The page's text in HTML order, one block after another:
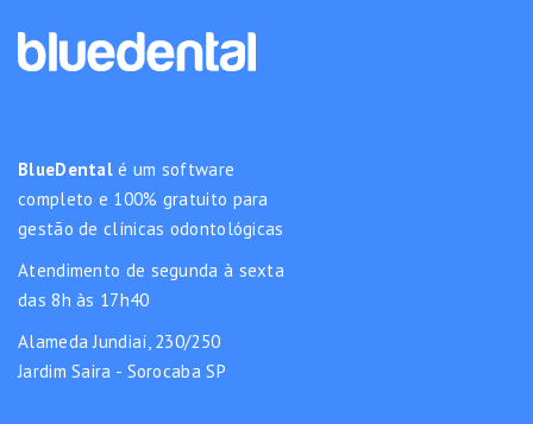
BlueDental é um software
completo e 100% gratuito para
gestão de clínicas odontológicas
Atendimento de segunda à sexta
das 8h às 17h40
Alameda Jundiaí, 230/250
Jardim Saira - Sorocaba SP